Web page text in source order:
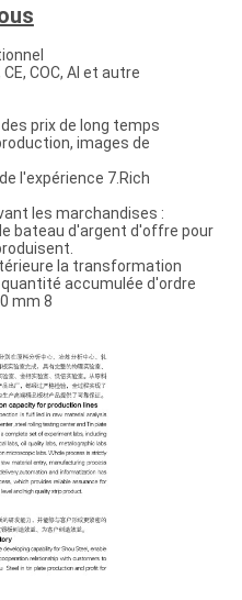
COC, AI et autre
prix de long temps
images de
l'expérience 7.Rich
les marchandises :
bateau d'argent d'offre pour
la transformation
accumulée d'ordre